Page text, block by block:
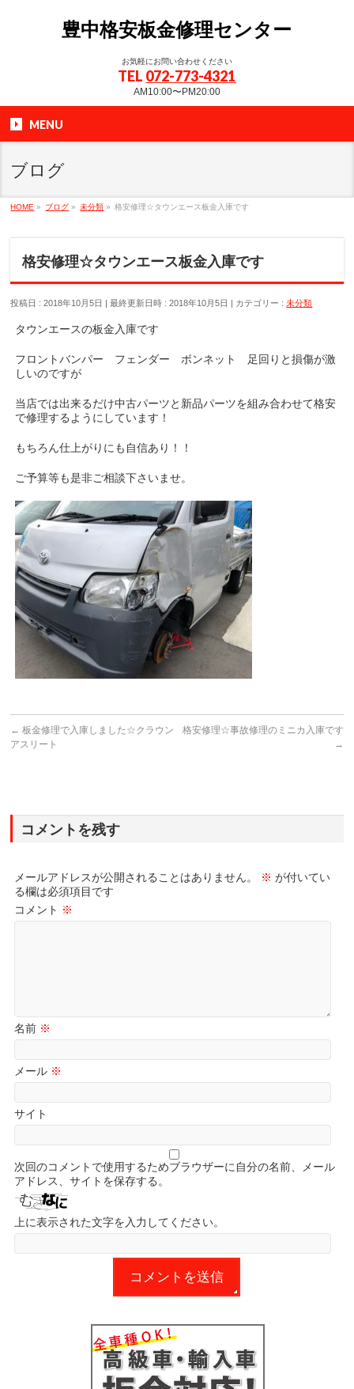
豊中格安板金修理センター
お気軽にお問い合わせください
TEL 072-773-4321
AM10:00〜PM20:00
MENU
ブログ
HOME » ブログ » 未分類 » 格安修理☆タウンエース板金入庫です
格安修理☆タウンエース板金入庫です
投稿日 : 2018年10月5日 最終更新日時 : 2018年10月5日 カテゴリー :未分類
タウンエースの板金入庫です
フロントバンパー フェンダー ボンネット 足回りと損傷が激
しいのですが
当店では出来るだけ中古パーツと新品パーツを組み合わせて格安
で修理するようにしています！
もちろん仕上がりにも自信あり！！
ご予算等も是非ご相談下さいませ。
← 板金修理で入庫しました☆クラウン
アスリート
格安修理☆事故修理のミニカ入庫です
→
コメントを残す
メールアドレスが公開されることはありません。 ※ が付いてい
る欄は必須項目です
コメント ※
名前 ※
メール ※
サイト
次回のコメントで使用するためブラウザーに自分の名前、メール
アドレス、サイトを保存する。
上に表示された文字を入力してください。